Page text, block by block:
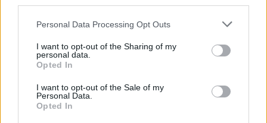
Personal Data Processing Opt Outs
I want to opt-out of the Sharing of my
personal data.
Opted In
I want to opt-out of the Sale of my
Personal Data.
Opted In
Αποδέχομαι τους
και την πολιτική απορρήτου